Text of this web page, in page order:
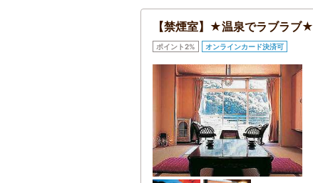
【禁煙室】★温泉でラブラブ
ポイント2% オンラインカード決済可